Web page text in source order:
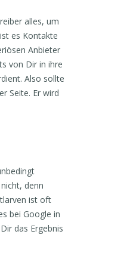
alles, um
es Kontakte
Anbieter
von Dir in ihre
Also sollte
Seite. Er wird
denn
ist oft
bei Google in
das Ergebnis